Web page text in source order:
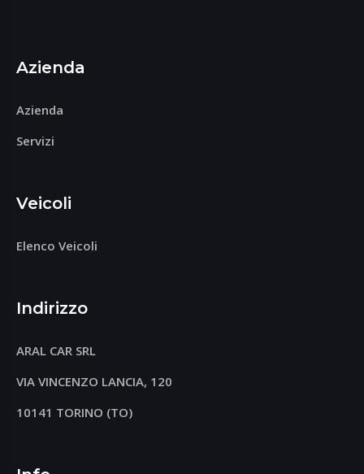
Azienda
Azienda
Servizi
Veicoli
Elenco Veicoli
Indirizzo
ARAL CAR SRL
VIA VINCENZO LANCIA, 120
10141 TORINO (TO)